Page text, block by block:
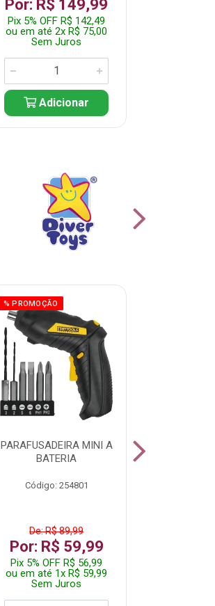
Por: R$ 149,99
Pix 5% OFF R$ 142,49
ou em até 2x R$ 75,00
Sem Juros
Adicionar
% PROMOÇÃO
PARAFUSADEIRA MINI A
BATERIA
Código: 254801
De: R$ 89,99
Por: R$ 59,99
Pix 5% OFF R$ 56,99
ou em até 1x R$ 59,99
Sem Juros